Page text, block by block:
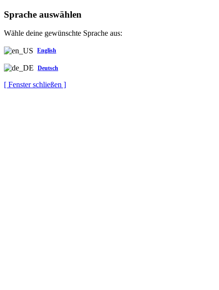
Sprache auswählen
Wähle deine gewünschte Sprache aus:
English
Deutsch
[ Fenster schließen ]